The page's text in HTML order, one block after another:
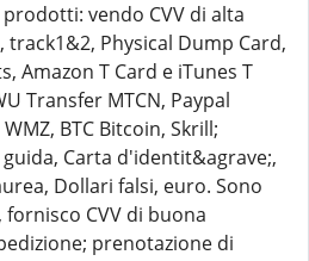
vendo CVV di alta
Physical Dump Card,
Amazon T Card e iTunes T
Transfer MTCN, Paypal
BTC Bitcoin, Skrill;
Carta d'identit&agrave;,
Dollari falsi, euro. Sono
CVV di buona
prenotazione di